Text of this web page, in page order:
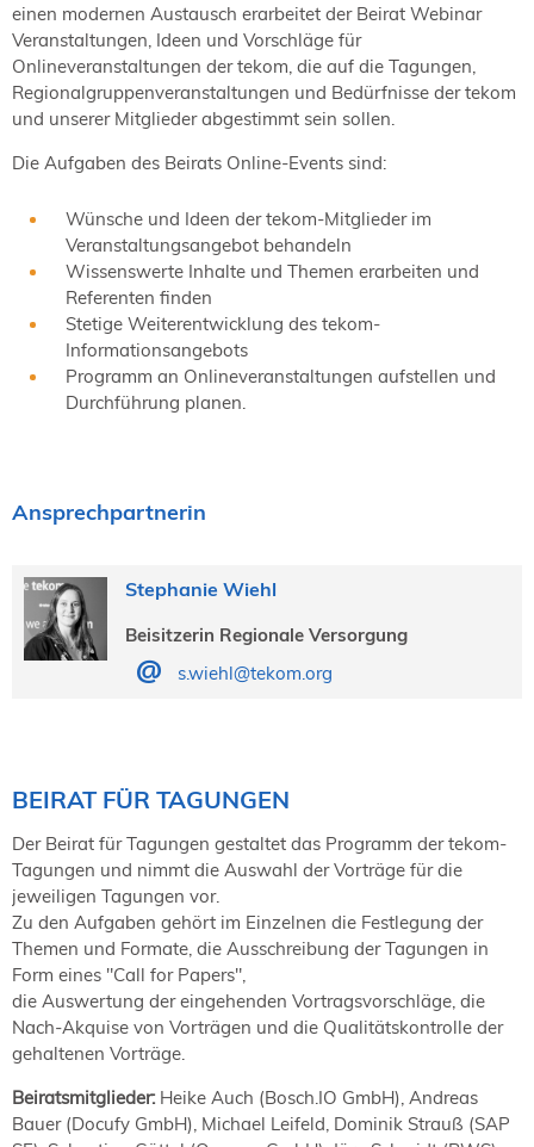
einen modernen Austausch erarbeitet der Beirat Webinar
Veranstaltungen, Ideen und Vorschläge für
Onlineveranstaltungen der tekom, die auf die Tagungen,
Regionalgruppenveranstaltungen und Bedürfnisse der tekom
und unserer Mitglieder abgestimmt sein sollen.
Die Aufgaben des Beirats Online-Events sind:
Wünsche und Ideen der tekom-Mitglieder im
Veranstaltungsangebot behandeln
Wissenswerte Inhalte und Themen erarbeiten und
Referenten finden
Stetige Weiterentwicklung des tekom-
Informationsangebots
Programm an Onlineveranstaltungen aufstellen und
Durchführung planen.
Ansprechpartnerin
Stephanie Wiehl
Beisitzerin Regionale Versorgung
s.wiehl@tekom.org
BEIRAT FÜR TAGUNGEN
Der Beirat für Tagungen gestaltet das Programm der tekom-
Tagungen und nimmt die Auswahl der Vorträge für die
jeweiligen Tagungen vor.
Zu den Aufgaben gehört im Einzelnen die Festlegung der
Themen und Formate, die Ausschreibung der Tagungen in
Form eines "Call for Papers",
die Auswertung der eingehenden Vortragsvorschläge, die
Nach-Akquise von Vorträgen und die Qualitätskontrolle der
gehaltenen Vorträge.
Beiratsmitglieder: Heike Auch (Bosch.IO GmbH), Andreas
Bauer (Docufy GmbH), Michael Leifeld, Dominik Strauß (SAP